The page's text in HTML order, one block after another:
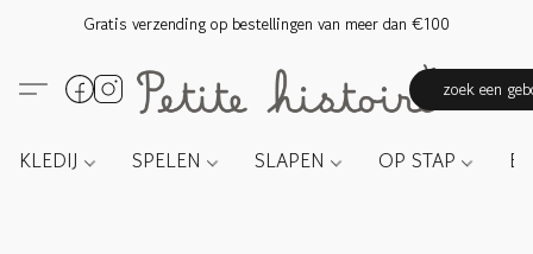
Gratis verzending op bestellingen van meer dan €100
zoek een
KLEDIJ SPELEN SLAPEN OP STAP